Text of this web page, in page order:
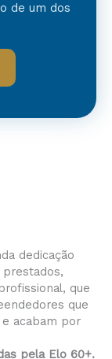
de um dos
dedicação
prestados,
que
que
acabam por
pela Elo 60+.